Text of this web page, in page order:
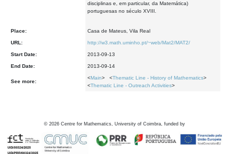
disciplinas e, em particular, da Matemática)
portuguesas no século XVIII.
Place: Casa de Mateus, Vila Real
URL: http://w3.math.uminho.pt/~web/Mat2/MAT2/
Start Date: 2013-09-13
End Date: 2013-09-14
See more:
<Main> <Thematic Line - History of Mathematics>
<Thematic Line - Outreach Activities>
© 2026 Centre for Mathematics, University of Coimbra, funded by